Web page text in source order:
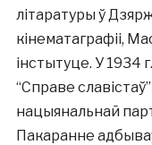
літаратуры ў
кінематаграфіі,
інстытуце. У 1934
“Справе
нацыянальнай
Пакаранне